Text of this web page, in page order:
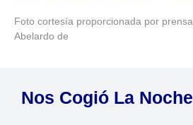
Foto cortesía proporcionada por
Abelardo de
Nos Cogió La Noche